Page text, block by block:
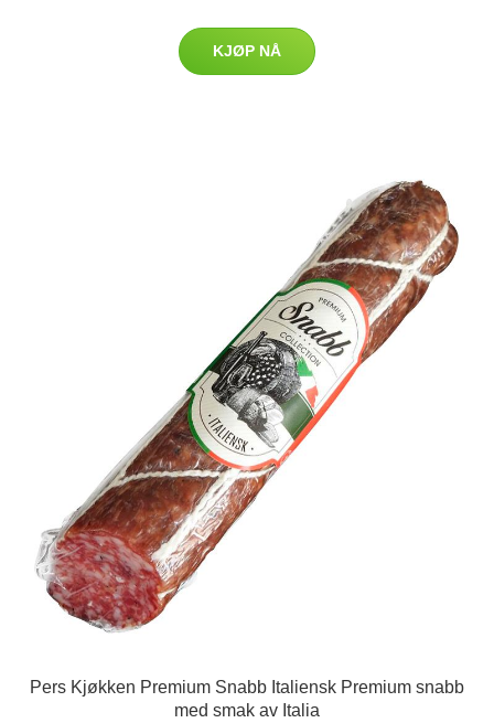
KJØP NÅ
Pers Kjøkken Premium Snabb Italiensk Premium snabb
med smak av Italia